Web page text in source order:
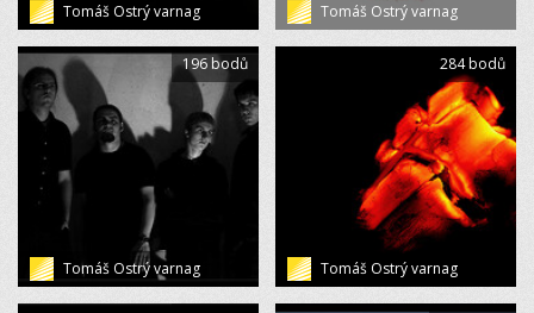
Tomáš Ostrý varnag Tomáš Ostrý varnag
Tomáš Ostrý varnag
196 bodů
Tomáš Ostrý varnag
284 bodů